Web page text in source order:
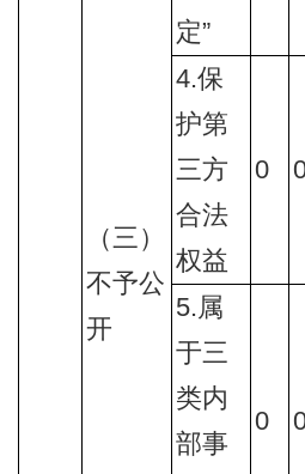
（三）
不予公
开
定”
4.保
护第
三方
合法
权益
0
5.属
于三
类内
部事
0